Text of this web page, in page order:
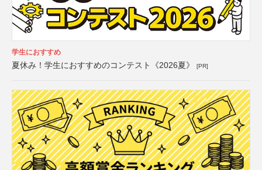
学生におすすめ
夏休み！学生におすすめのコンテスト《2026夏》 [PR]